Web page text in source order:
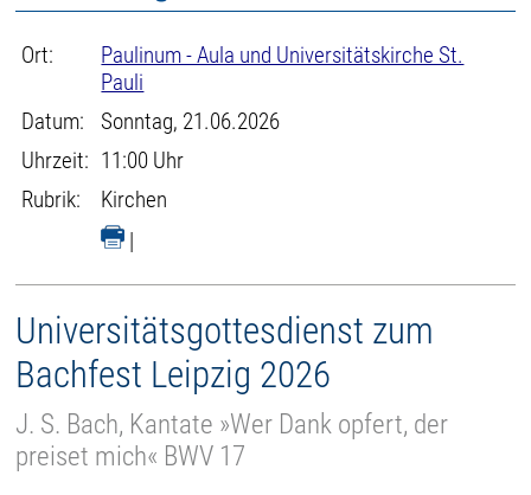
Ort:
Paulinum - Aula und Universitätskirche St.
Pauli
Datum:
Sonntag, 21.06.2026
Uhrzeit: 11:00 Uhr
Rubrik:
Kirchen
|
Universitätsgottesdienst zum
Bachfest Leipzig 2026
J. S. Bach, Kantate »Wer Dank opfert, der
preiset mich« BWV 17